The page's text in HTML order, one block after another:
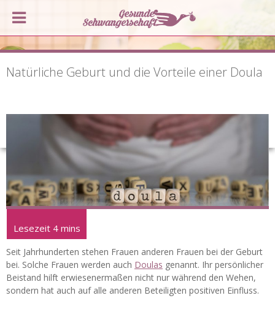
Natürliche Geburt und die Vorteile einer Doula
Seit Jahrhunderten stehen Frauen anderen Frauen bei der Geburt
bei. Solche Frauen werden auch Doulas genannt. Ihr persönlicher
Beistand hilft erwiesenermaßen nicht nur während den Wehen,
sondern hat auch auf alle anderen Beteiligten positiven Einfluss.